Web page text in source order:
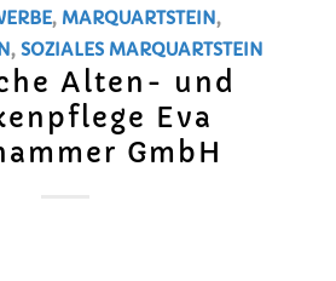
, MARQUARTSTEIN,
, SOZIALES MARQUARTSTEIN
Alten- und
Eva
GmbH